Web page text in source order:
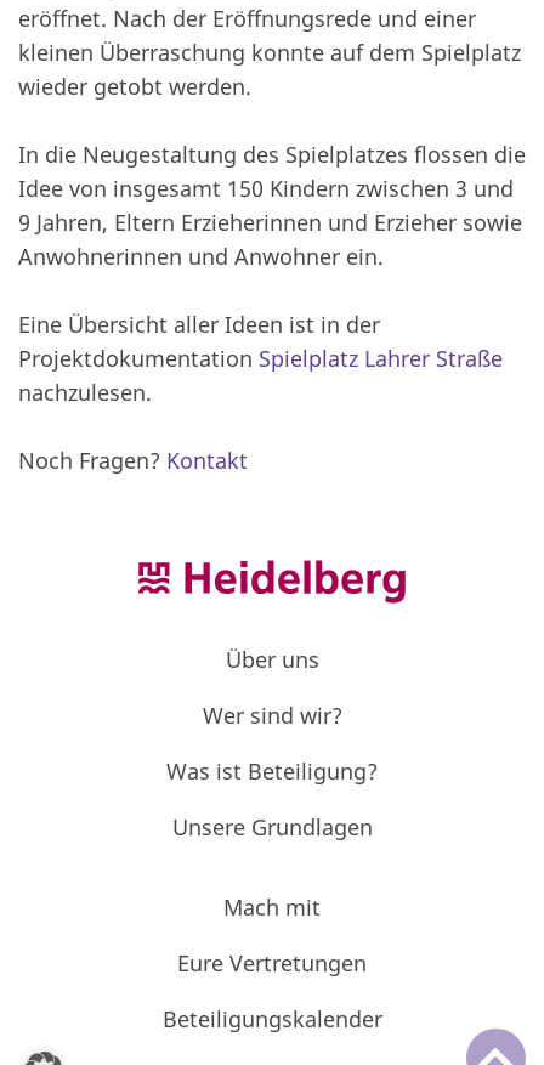
eröffnet. Nach der Eröffnungsrede und einer
kleinen Überraschung konnte auf dem Spielplatz
wieder getobt werden.
In die Neugestaltung des Spielplatzes flossen die
Idee von insgesamt 150 Kindern zwischen 3 und
9 Jahren, Eltern Erzieherinnen und Erzieher sowie
Anwohnerinnen und Anwohner ein.
Eine Übersicht aller Ideen ist in der
Projektdokumentation Spielplatz Lahrer Straße
nachzulesen.
Noch Fragen? Kontakt
Mach mit
Eure Vertretungen
Beteiligungskalender
Über uns
Wer sind wir?
Was ist Beteiligung?
Unsere Grundlagen